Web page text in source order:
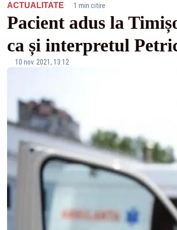
ACTUALITATE· 1 min citire
Pacient adus la
ca și interpretul
10 nov. 2021, 13:12